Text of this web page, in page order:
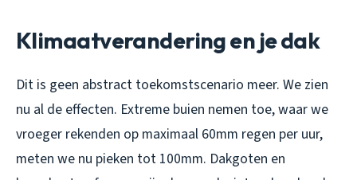
Klimaatverandering en je dak
Dit is geen abstract toekomstscenario meer. We zien
nu al de effecten. Extreme buien nemen toe, waar we
vroeger rekenden op maximaal 60mm regen per uur,
meten we nu pieken tot 100mm. Dakgoten en